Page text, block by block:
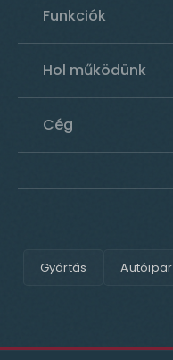
Funkciók
Hol működünk
Cég
Gyártás Autóipar